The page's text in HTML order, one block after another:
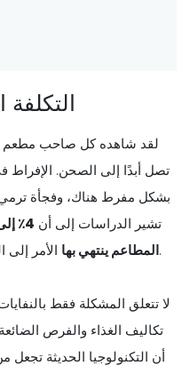
لقد شاهده كل صاحب مطعم -
تصل أبدًا إلى الصحن. الإفراط
بشكل مفرط هناك، وفجأة
تشير الدراسات إلى أن
المطاعم ينتهي بهاالأمر إلى التخلص منها قبل وصولها إلى الضيف.
لا تتعلق المشكلة فقط
تكاليف الغذاء والفرص
أن التكنولوجيا الحديثة